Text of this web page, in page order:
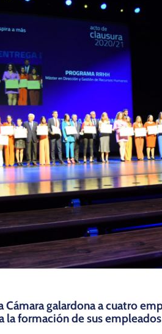
Cámara galardona a cuatro
la formación de sus empleados